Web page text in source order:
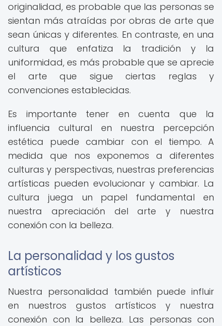
originalidad, es probable que las personas se
sientan más atraídas por obras de arte que
sean únicas y diferentes. En contraste, en una
cultura que enfatiza la tradición y la
uniformidad, es más probable que se aprecie
el arte que sigue ciertas reglas y
convenciones establecidas.
Es importante tener en cuenta que la
influencia cultural en nuestra percepción
estética puede cambiar con el tiempo. A
medida que nos exponemos a diferentes
culturas y perspectivas, nuestras preferencias
artísticas pueden evolucionar y cambiar. La
cultura juega un papel fundamental en
nuestra apreciación del arte y nuestra
conexión con la belleza.
La personalidad y los gustos
artísticos
Nuestra personalidad también puede influir
en nuestros gustos artísticos y nuestra
conexión con la belleza. Las personas con